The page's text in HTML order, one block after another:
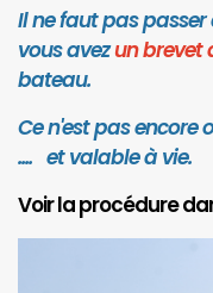
Il ne faut pas
vous avezun brevet
bateau.
Ce n'est pas
.... et valable à vie.
Voir la procédure